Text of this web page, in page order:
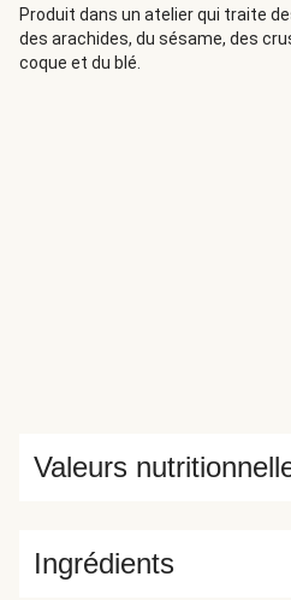
Béchameil, maître d'hôtel du roi
goûter cette sauce. Le roi fut
lui en serve régulièrement par la
Produit dans un atelier qui traite
des arachides, du sésame, des
coque et du blé.
Ingrédients
Valeurs